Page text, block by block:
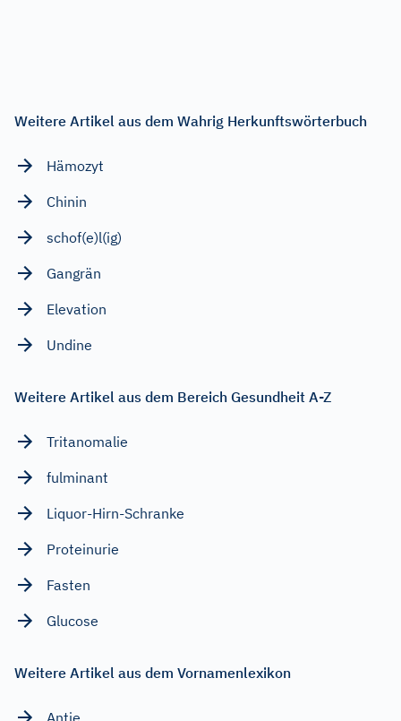
Weitere Artikel aus dem Wahrig Herkunftswörterbuch
Hämozyt
Chinin
schof(e)l(ig)
Gangrän
Elevation
Undine
Weitere Artikel aus dem Bereich Gesundheit A-Z
Tritanomalie
fulminant
Liquor-Hirn-Schranke
Proteinurie
Fasten
Glucose
Weitere Artikel aus dem Vornamenlexikon
Antje